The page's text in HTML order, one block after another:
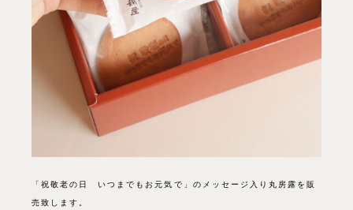
「祝敬老の日 いつまでもお元気で」のメッセージ入り丸房露を販
売致します。